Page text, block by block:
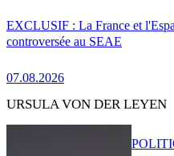
EXCLUSIF : La France et
controversée au SEAE
07.08.2026
URSULA VON DER LEYEN